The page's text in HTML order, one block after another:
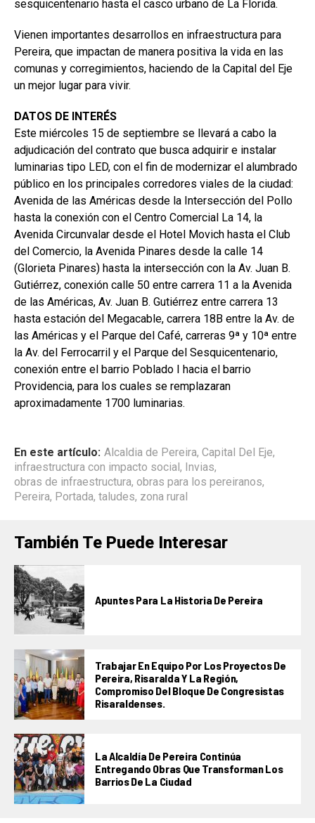
sesquicentenario hasta el casco urbano de La Florida.
Vienen importantes desarrollos en infraestructura para
Pereira, que impactan de manera positiva la vida en las
comunas y corregimientos, haciendo de la Capital del Eje
un mejor lugar para vivir.
DATOS DE INTERÉS
Este miércoles 15 de septiembre se llevará a cabo la
adjudicación del contrato que busca adquirir e instalar
luminarias tipo LED, con el fin de modernizar el alumbrado
público en los principales corredores viales de la ciudad:
Avenida de las Américas desde la Intersección del Pollo
hasta la conexión con el Centro Comercial La 14, la
Avenida Circunvalar desde el Hotel Movich hasta el Club
del Comercio, la Avenida Pinares desde la calle 14
(Glorieta Pinares) hasta la intersección con la Av. Juan B.
Gutiérrez, conexión calle 50 entre carrera 11 a la Avenida
de las Américas, Av. Juan B. Gutiérrez entre carrera 13
hasta estación del Megacable, carrera 18B entre la Av. de
las Américas y el Parque del Café, carreras 9ª y 10ª entre
la Av. del Ferrocarril y el Parque del Sesquicentenario,
conexión entre el barrio Poblado I hacia el barrio
Providencia, para los cuales se remplazaran
aproximadamente 1700 luminarias.
En este artículo: Alcaldia de Pereira, Capital Del Eje,
infraestructura con impacto social, Invias,
obras de infraestructura, obras para los pereiranos,
Pereira, Portada, taludes, zona rural
También Te Puede Interesar
Apuntes Para La Historia De Pereira
Trabajar En Equipo Por Los Proyectos De
Pereira, Risaralda Y La Región,
Compromiso Del Bloque De Congresistas
Risaraldenses.
La Alcaldía De Pereira Continúa
Entregando Obras Que Transforman Los
Barrios De La Ciudad